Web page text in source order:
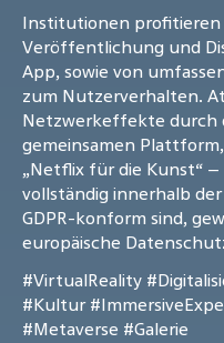
Institutionen profitieren
Veröffentlichung und
App, sowie von
zum Nutzerverhalten.
Netzwerkeffekte durch
gemeinsamen
„Netflix für die Kunst“
vollständig innerhalb
GDPR-konform sind,
europäische
#VirtualReality
#Kultur
#Metaverse #Galerie